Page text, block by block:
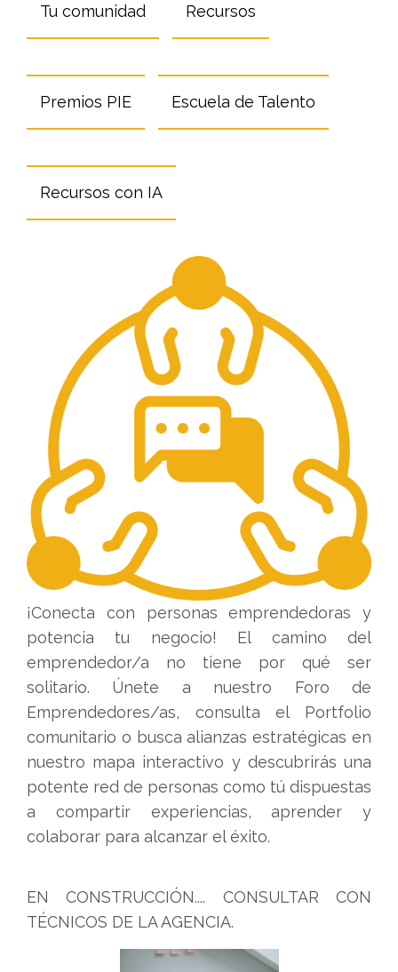
Tu comunidad Recursos
Premios PIE Escuela de Talento
Recursos con IA
¡Conecta con personas emprendedoras y
potencia tu negocio! El camino del
emprendedor/a no tiene por qué ser
solitario. Únete a nuestro Foro de
Emprendedores/as, consulta el Portfolio
comunitario o busca alianzas estratégicas en
nuestro mapa interactivo y descubrirás una
potente red de personas como tú dispuestas
a compartir experiencias, aprender y
colaborar para alcanzar el éxito.
EN CONSTRUCCIÓN.... CONSULTAR CON
TÉCNICOS DE LA AGENCIA.